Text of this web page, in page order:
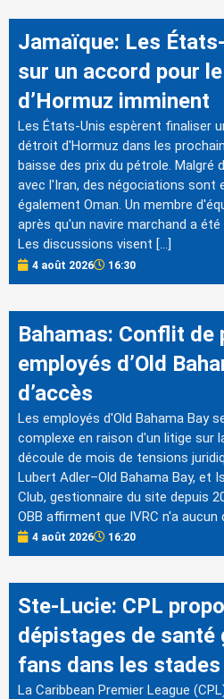
Jamaïque: Les
sur un accord pour
d’Hormuz imminent
Les États-Unis espèrent finaliser
détroit d'Hormuz dans les
baisse des prix du pétrole.
avec l'Iran, des négociations sont
également Oman. Un membre
après qu'un navire marchand a
Les discussions visent […]
4 août 2026 16:30
Bahamas: Conflit de
employés d’Old
d’accès
Les employés d'Old Bahama Bay
complexe en raison d'un litige sur
découle de mois de tensions
Lubert Adler–Old Bahama Bay, et
Club, gestionnaire du site depuis
OBB affirment que IVRC n'a aucun
4 août 2026 16:20
Ste-Lucie: CPL
dépistages de
fans dans les stades
La Caribbean Premier League